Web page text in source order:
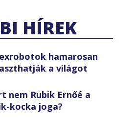
HÍREK
hamarosan
a világot
nem Rubik Ernőé a
kocka joga?